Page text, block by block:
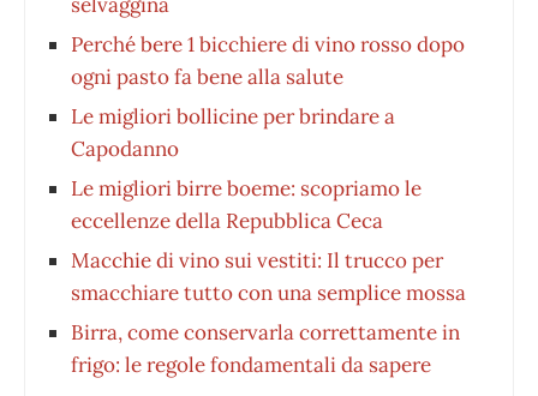
Perché bere 1 bicchiere di vino rosso dopo
ogni pasto fa bene alla salute
Le migliori bollicine per brindare a
Capodanno
Le migliori birre boeme: scopriamo le
eccellenze della Repubblica Ceca
Macchie di vino sui vestiti: Il trucco per
smacchiare tutto con una semplice mossa
Birra, come conservarla correttamente in
frigo: le regole fondamentali da sapere